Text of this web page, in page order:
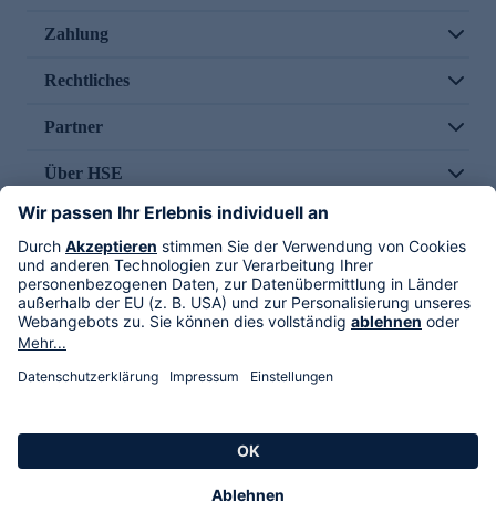
Zahlung
Rechtliches
Partner
Über HSE
Im TV
HSE International